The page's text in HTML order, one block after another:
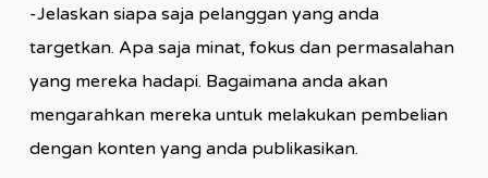
-Jelaskan siapa saja pelanggan yang anda
targetkan. Apa saja minat, fokus dan permasalahan
yang mereka hadapi. Bagaimana anda akan
mengarahkan mereka untuk melakukan pembelian
dengan konten yang anda publikasikan.